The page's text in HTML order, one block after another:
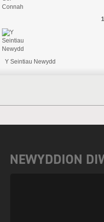
Y Seintiau Newydd
NEWYDDION